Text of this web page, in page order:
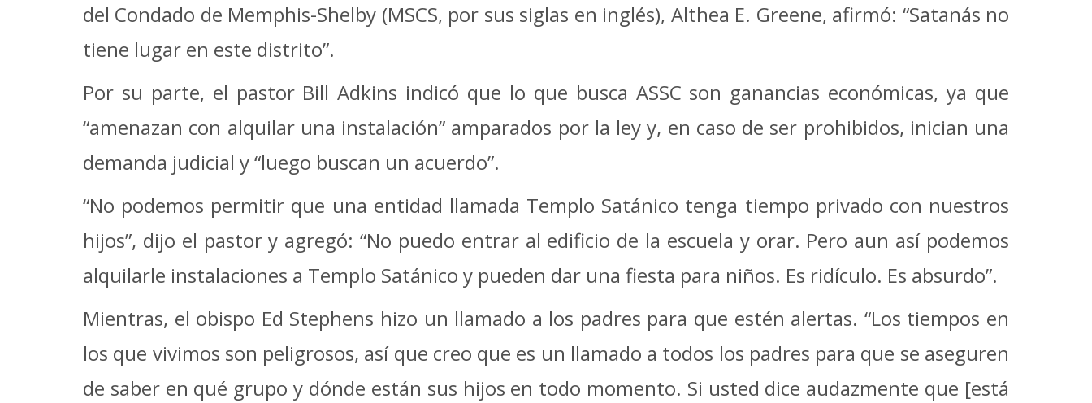
del Condado de Memphis-Shelby (MSCS, por sus siglas en inglés), Althea E. Greene, afirmó: “Satanás no
tiene lugar en este distrito”.
Por su parte, el pastor Bill Adkins indicó que lo que busca ASSC son ganancias económicas, ya que
“amenazan con alquilar una instalación” amparados por la ley y, en caso de ser prohibidos, inician una
demanda judicial y “luego buscan un acuerdo”.
“No podemos permitir que una entidad llamada Templo Satánico tenga tiempo privado con nuestros
hijos”, dijo el pastor y agregó: “No puedo entrar al edificio de la escuela y orar. Pero aun así podemos
alquilarle instalaciones a Templo Satánico y pueden dar una fiesta para niños. Es ridículo. Es absurdo”.
Mientras, el obispo Ed Stephens hizo un llamado a los padres para que estén alertas. “Los tiempos en
los que vivimos son peligrosos, así que creo que es un llamado a todos los padres para que se aseguren
de saber en qué grupo y dónde están sus hijos en todo momento. Si usted dice audazmente que [está